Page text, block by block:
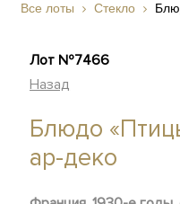
Все лоты Стекло
Лот №7466
Назад
Блюдо
ар-деко